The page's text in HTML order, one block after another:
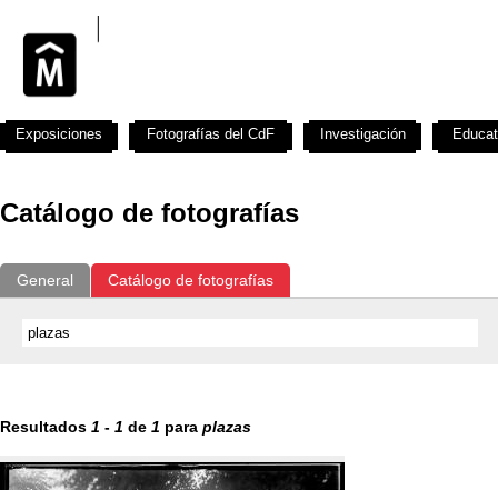
Catálogo de fotografías
General Catálogo de fotografías
Resultados 1 - 1 de 1 para plazas
Exposiciones Fotografías del CdF Investigación